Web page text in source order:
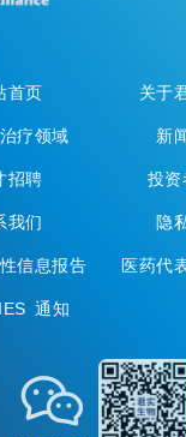
首页
关于
疗领域
新
招聘
投
我们
隐
信息报告
医药代
通知